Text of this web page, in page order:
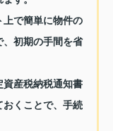
上で簡単に物件の
初期の手間を省
産税納税通知書
くことで、手続